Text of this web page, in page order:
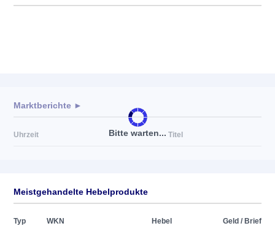
Bitte warten...
Marktberichte ►
Uhrzeit Titel
Meistgehandelte Hebelprodukte
Typ WKN Hebel Geld / Brief